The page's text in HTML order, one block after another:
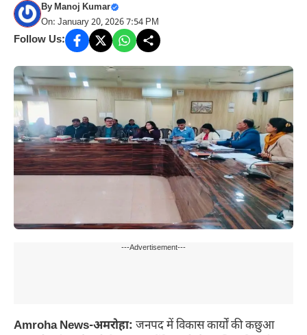
ByManoj Kumar
On: January 20, 2026 7:54 PM
Follow Us:
---Advertisement---
Amroha News-अमरोहा: जनपद में विकास कार्यों की कछुआ